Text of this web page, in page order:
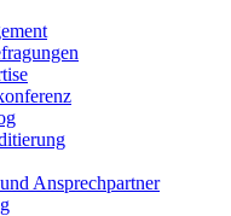
Ansprechpartner